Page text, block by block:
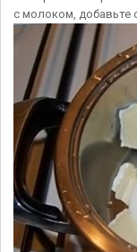
с молоком, добавьте